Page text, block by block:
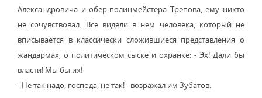
Александровича и обер-полицмейстера Трепова, ему никто
не сочувствовал. Все видели в нем человека, который не
вписывается в классически сложившиеся представления о
жандармах, о политическом сыске и охранке: - Эх! Дали бы
власти! Мы бы их!
- Не так надо, господа, не так! - возражал им Зубатов.